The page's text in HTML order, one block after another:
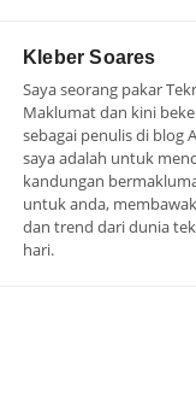
Kleber Soares
Saya seorang pakar
Maklumat dan kini
sebagai penulis di blog
saya adalah untuk
kandungan
untuk anda,
dan trend dari dunia
hari.